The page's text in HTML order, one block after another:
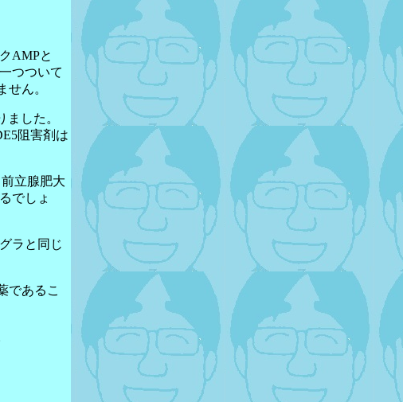
AMPと
つついて
ん。
した。
阻害剤は
立腺肥大
でしょ
ラと同じ
であるこ